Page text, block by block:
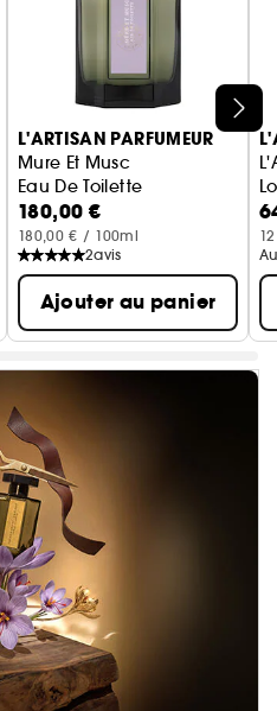
L'ARTISAN PARFUMEUR
Mure Et Musc
Eau De Toilette
180,00 €
180,00 € / 100ml
2avis
Ajouter au panier